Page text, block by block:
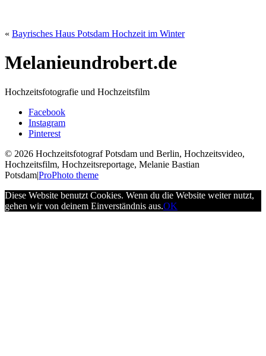
« Bayrisches Haus Potsdam Hochzeit im Winter
Melanieundrobert.de
Hochzeitsfotografie und Hochzeitsfilm
Facebook
Instagram
Pinterest
© 2026 Hochzeitsfotograf Potsdam und Berlin, Hochzeitsvideo,
Hochzeitsfilm, Hochzeitsreportage, Melanie Bastian
Potsdam|ProPhoto theme
Diese Website benutzt Cookies. Wenn du die Website weiter nutzt,
gehen wir von deinem Einverständnis aus.OK